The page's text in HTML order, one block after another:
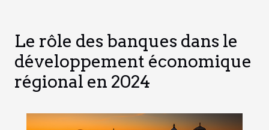
Le rôle des banques dans le
développement économique
régional en 2024